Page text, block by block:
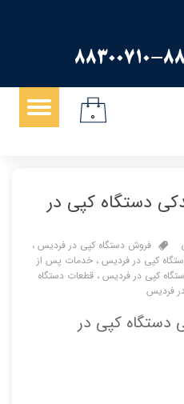
۰
دستگاه کپی در
فروش دستگاه کپی در فردیس ،
کپی در فردیس ، خدمات پس از
کپی در فردیس ، قطعات دستگاه
فردیس
دستگاه کپی در